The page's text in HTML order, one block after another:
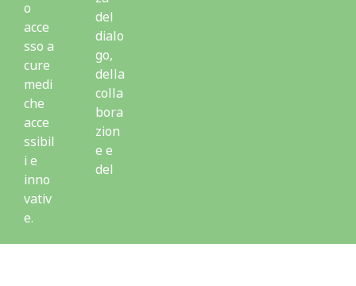
o
acce
sso a
cure
medi
che
acce
ssibil
i e
inno
vativ
e.
del
dialo
go,
della
colla
bora
zion
e e
del